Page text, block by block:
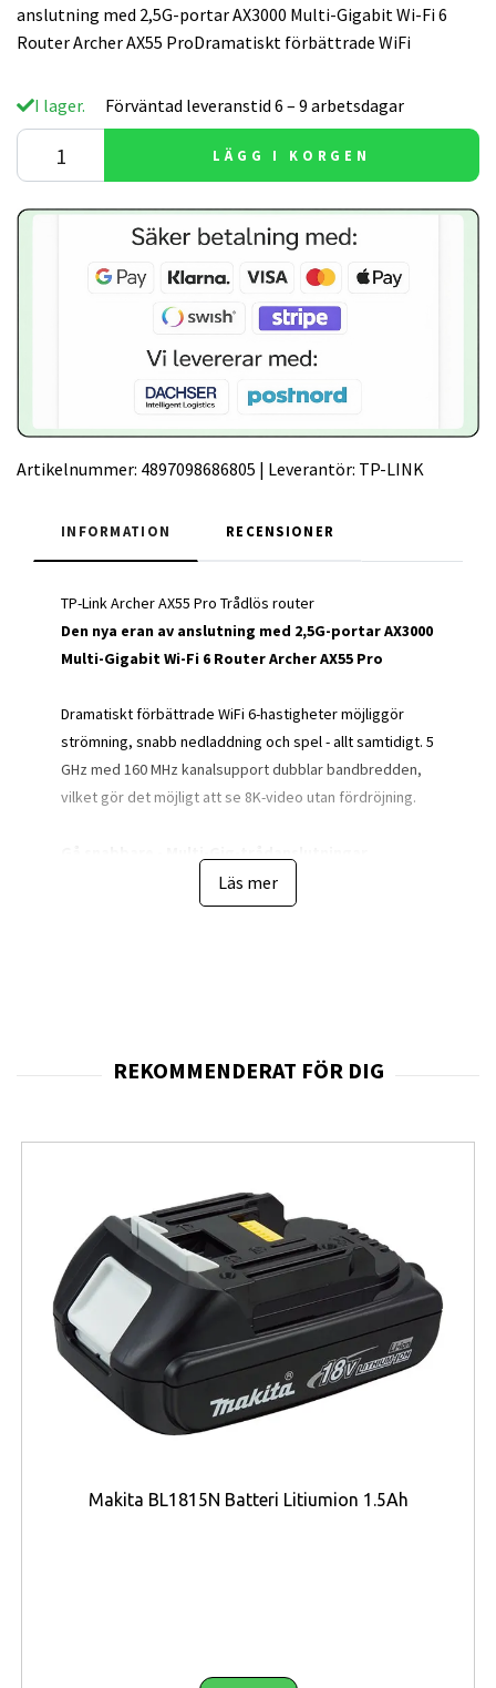
anslutning med 2,5G-portar AX3000 Multi-Gigabit Wi-Fi 6
Router Archer AX55 ProDramatiskt förbättrade WiFi
I lager. Förväntad leveranstid 6 – 9 arbetsdagar
LÄGG I KORGEN
Artikelnummer: 4897098686805 | Leverantör: TP-LINK
INFORMATION RECENSIONER
TP-Link Archer AX55 Pro Trådlös router
Den nya eran av anslutning med 2,5G-portar AX3000
Multi-Gigabit Wi-Fi 6 Router Archer AX55 Pro
Dramatiskt förbättrade WiFi 6-hastigheter möjliggör
strömning, snabb nedladdning och spel - allt samtidigt. 5
GHz med 160 MHz kanalsupport dubblar bandbredden,
vilket gör det möjligt att se 8K-video utan fördröjning.
Förutom imponerande trådlösa hastigheter ger AX55
Pro också högkvalitativa trådanslutningar. En 2,5 Gbps-
och koncentrerar signaler mot dem, särskilt till tidigare
svårtillgängliga områden.
Massivt utökad enhetskapacitet
Mindre laddningshjul
Njut av smidigt spelande, videostreaming och live-
sändningar samtidigt. OFDMA gör ditt WiFi starkare
genom att tillåta att flera klienter delar en bandbredd
samtidigt, vilket minskar fördröjning och hackning.
Förbättrad kylkonstruktion för fullständig
TP-Link OneMesh™:
Läs mer
Makita BL1815N Batteri Litiumion 1.5Ah